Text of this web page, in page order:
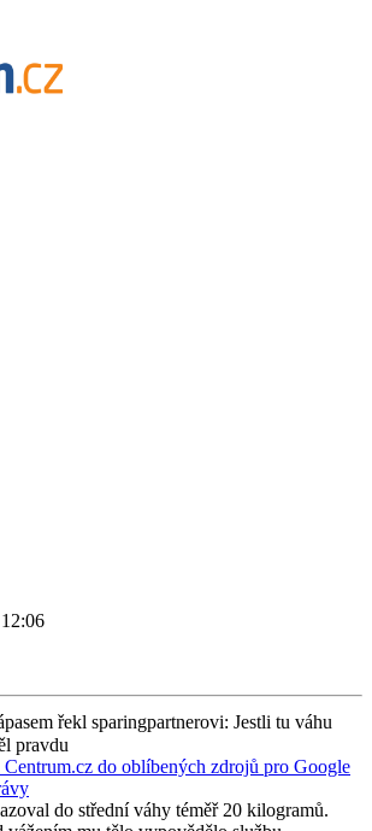
řekl sparingpartnerovi: Jestli tu váhu
pravdu
Centrum.cz do oblíbených zdrojů pro Google
do střední váhy téměř 20 kilogramů.